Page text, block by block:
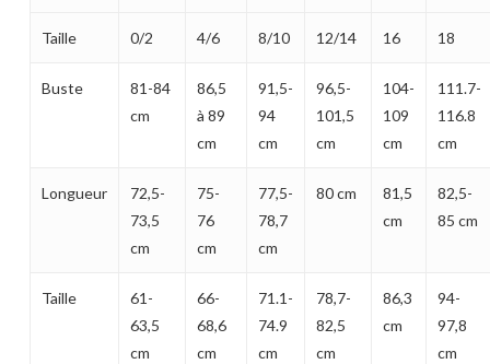
Taille 0/2 4/6 8/10 12/14 16 18
Buste
81-84
cm
86,5
à 89
cm
91,5-
94
cm
96,5-
101,5
cm
104-
109
cm
111.7-
116.8
cm
Longueur
72,5-
73,5
cm
75-
76
cm
77,5-
78,7
cm
80 cm
81,5
cm
82,5-
85 cm
Taille
61-
63,5
cm
66-
68,6
cm
71.1-
74.9
cm
78,7-
82,5
cm
86,3
cm
94-
97,8
cm